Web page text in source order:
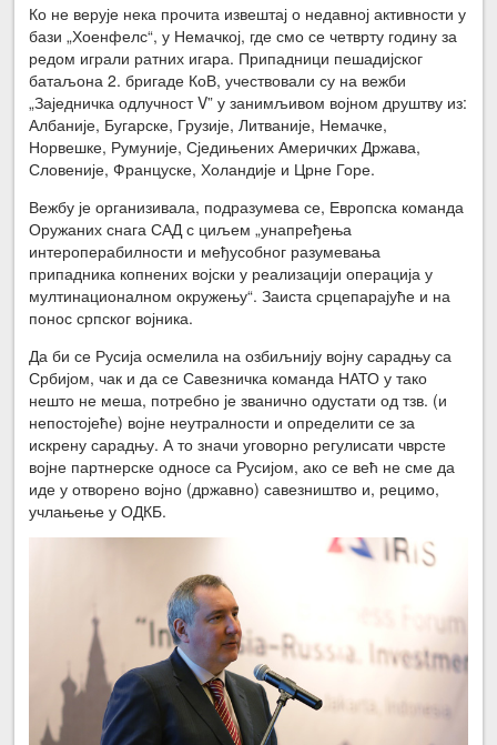
Ко не верује нека прочита извештај о недавној активности у
бази „Хоенфелс“, у Немачкој, где смо се четврту годину за
редом играли ратних игара. Припадници пешадијског
батаљона 2. бригаде КоВ, учествовали су на вежби
„Заједничка одлучност V” у занимљивом војном друштву из:
Албаније, Бугарске, Грузије, Литваније, Немачке,
Норвешке, Румуније, Сједињених Америчких Држава,
Словеније, Француске, Холандије и Црне Горе.
Вежбу је организивала, подразумева се, Европска команда
Оружаних снага САД с циљем „унапређења
интероперабилности и међусобног разумевања
припадника копнених војски у реализацији операција у
мултинационалном окружењу“. Заиста срцепарајуће и на
понос српског војника.
Да би се Русија осмелила на озбиљнију војну сарадњу са
Србијом, чак и да се Савезничка команда НАТО у тако
нешто не меша, потребно је званично одустати од тзв. (и
непостојеће) војне неутралности и определити се за
искрену сарадњу. А то значи уговорно регулисати чврсте
војне партнерске односе са Русијом, ако се већ не сме да
иде у отворено војно (државно) савезништво и, рецимо,
учлањење у ОДКБ.